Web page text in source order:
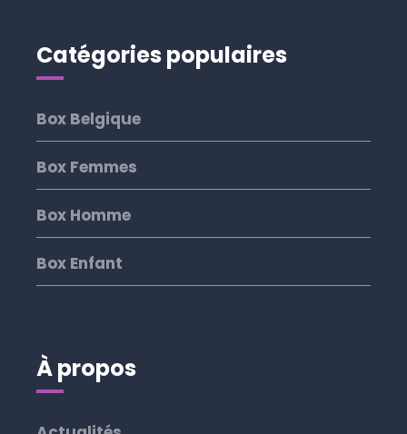
Catégories populaires
Box Belgique
Box Femmes
Box Homme
Box Enfant
À propos